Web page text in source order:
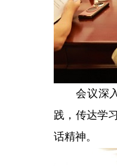
会议深入
践，传达学
话精神。